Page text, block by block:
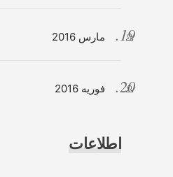
مارس 2016
فوریه 2016
اطلاعات